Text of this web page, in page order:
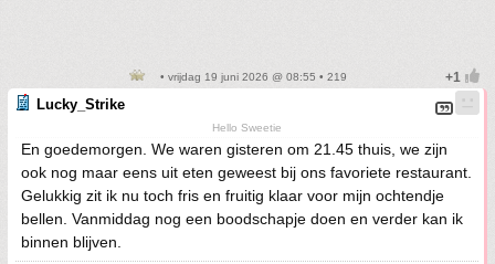
• vrijdag 19 juni 2026 @ 08:55 • 219
Lucky_Strike
Hello Sweetie
En goedemorgen. We waren gisteren om 21.45 thuis, we zijn
ook nog maar eens uit eten geweest bij ons favoriete restaurant.
Gelukkig zit ik nu toch fris en fruitig klaar voor mijn ochtendje
bellen. Vanmiddag nog een boodschapje doen en verder kan ik
binnen blijven.